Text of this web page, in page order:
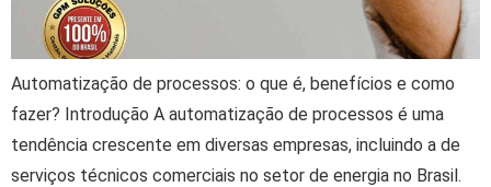
Automatização de processos: o que é, benefícios e como
fazer? Introdução A automatização de processos é uma
tendência crescente em diversas empresas, incluindo a de
serviços técnicos comerciais no setor de energia no Brasil.